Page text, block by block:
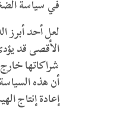
في سياسة
لعل أحد أبرز
الأقصى قد
شراكاتها
أن هذه
إعادة إنتاج